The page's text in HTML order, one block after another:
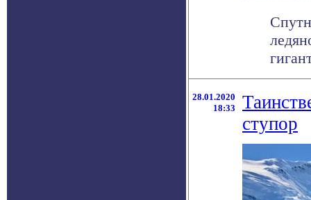
28.01.2020
18:33
ступор